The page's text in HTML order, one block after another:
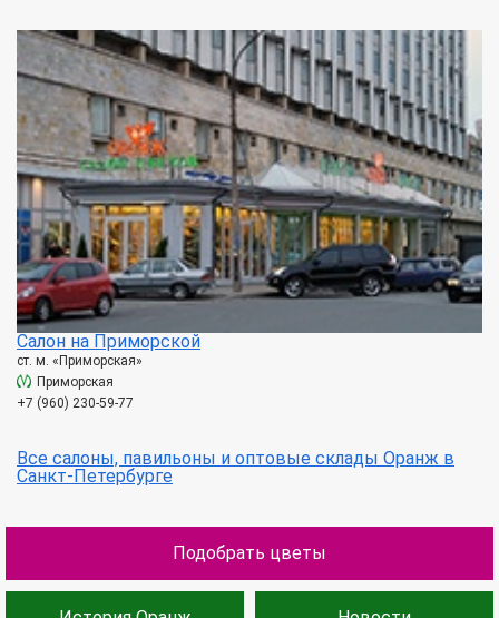
Салон на Приморской
ст. м. «Приморская»
Приморская
+7 (960) 230-59-77
Все салоны, павильоны и оптовые склады Оранж в
Санкт-Петербурге
Подобрать цветы